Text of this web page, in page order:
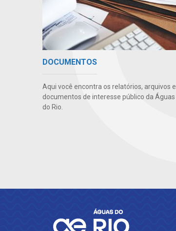
DOCUMENTOS
Aqui você encontra os relatórios, arquivos e
documentos de interesse público da Águas
do Rio.